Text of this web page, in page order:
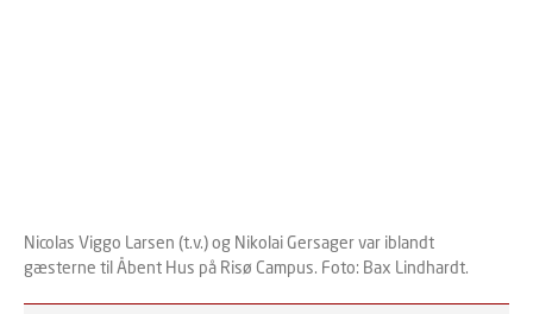
Nicolas Viggo Larsen (t.v.) og Nikolai Gersager var iblandt
gæsterne til Åbent Hus på Risø Campus. Foto: Bax Lindhardt.